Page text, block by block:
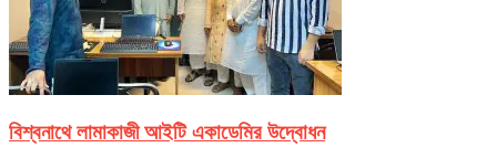
বিশ্বনাথে লামাকাজী আইটি একাডেমির উদ্বোধন